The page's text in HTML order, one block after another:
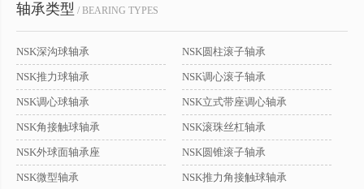
轴承类型 / BEARING TYPES
NSK深沟球轴承 NSK圆柱滚子轴承
NSK推力球轴承 NSK调心滚子轴承
NSK调心球轴承 NSK立式带座调心轴承
NSK角接触球轴承 NSK滚珠丝杠轴承
NSK外球面轴承座 NSK圆锥滚子轴承
NSK微型轴承 NSK推力角接触球轴承